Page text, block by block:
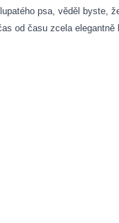
psa, věděl byste,
od času zcela elegantně